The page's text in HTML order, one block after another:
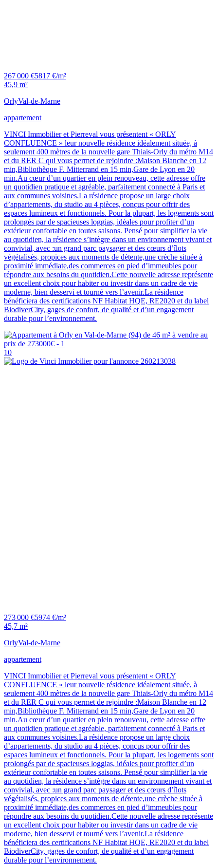
267 000 €5817 €/m²
45,9 m²
OrlyVal-de-Marne
appartement
VINCI Immobilier et Pierreval vous présentent « ORLY
CONFLUENCE » leur nouvelle résidence idéalement située, à
seulement 400 mètres de la nouvelle gare Thiais-Orly du métro M14
et du RER C qui vous permet de rejoindre :Maison Blanche en 12
min,Bibliothèque F. Mitterrand en 15 min,Gare de Lyon en 20
min.Au cœur d’un quartier en plein renouveau, cette adresse offre
un quotidien pratique et agréable, parfaitement connecté à Paris et
aux communes voisines.La résidence propose un large choix
d’appartements, du studio au 4 pièces, conçus pour offrir des
espaces lumineux et fonctionnels. Pour la plupart, les logements sont
prolongés par de spacieuses loggias, idéales pour profiter d’un
extérieur confortable en toutes saisons. Pensé pour simplifier la vie
au quotidien, la résidence s’intègre dans un environnement vivant et
convivial, avec :un grand parc paysager et des cœurs d’îlots
végétalisés, propices aux moments de détente,une crèche située à
proximité immédiate,des commerces en pied d’immeubles pour
répondre aux besoins du quotidien.Cette nouvelle adresse représente
un excellent choix pour habiter ou investir dans un cadre de vie
moderne, bien desservi et tourné vers l’avenir.La résidence
bénéficiera des certifications NF Habitat HQE, RE2020 et du label
BiodiverCity, gages de confort, de qualité et d’un engagement
durable pour l’environnement.
10
273 000 €5974 €/m²
45,7 m²
OrlyVal-de-Marne
appartement
VINCI Immobilier et Pierreval vous présentent « ORLY
CONFLUENCE » leur nouvelle résidence idéalement située, à
seulement 400 mètres de la nouvelle gare Thiais-Orly du métro M14
et du RER C qui vous permet de rejoindre :Maison Blanche en 12
min,Bibliothèque F. Mitterrand en 15 min,Gare de Lyon en 20
min.Au cœur d’un quartier en plein renouveau, cette adresse offre
un quotidien pratique et agréable, parfaitement connecté à Paris et
aux communes voisines.La résidence propose un large choix
d’appartements, du studio au 4 pièces, conçus pour offrir des
espaces lumineux et fonctionnels. Pour la plupart, les logements sont
prolongés par de spacieuses loggias, idéales pour profiter d’un
extérieur confortable en toutes saisons. Pensé pour simplifier la vie
au quotidien, la résidence s’intègre dans un environnement vivant et
convivial, avec :un grand parc paysager et des cœurs d’îlots
végétalisés, propices aux moments de détente,une crèche située à
proximité immédiate,des commerces en pied d’immeubles pour
répondre aux besoins du quotidien.Cette nouvelle adresse représente
un excellent choix pour habiter ou investir dans un cadre de vie
moderne, bien desservi et tourné vers l’avenir.La résidence
bénéficiera des certifications NF Habitat HQE, RE2020 et du label
BiodiverCity, gages de confort, de qualité et d’un engagement
durable pour l’environnement.